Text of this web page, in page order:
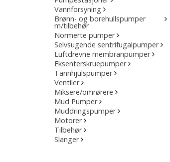
Vannforsyning
Brønn- og borehullspumper
m/tilbehør
Normerte pumper
Selvsugende sentrifugalpumper
Luftdrevne membranpumper
Eksenterskruepumper
Tannhjulspumper
Ventiler
Miksere/omrørere
Mud Pumper
Muddringspumper
Motorer
Tilbehør
Slanger